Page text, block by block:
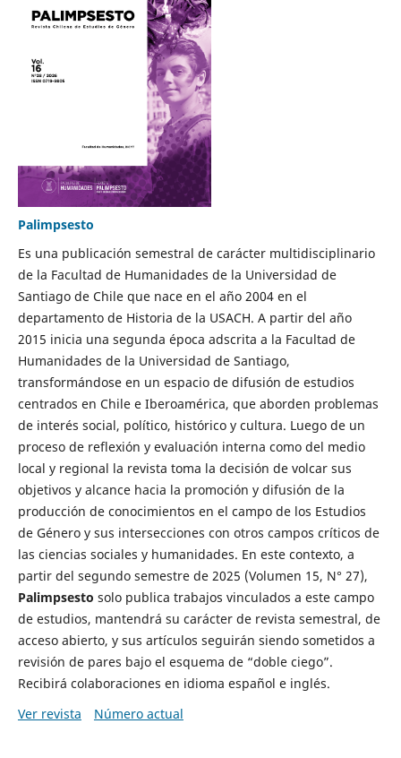
Palimpsesto
Es una publicación semestral de carácter multidisciplinario
de la Facultad de Humanidades de la Universidad de
Santiago de Chile que nace en el año 2004 en el
departamento de Historia de la USACH. A partir del año
2015 inicia una segunda época adscrita a la Facultad de
Humanidades de la Universidad de Santiago,
transformándose en un espacio de difusión de estudios
centrados en Chile e Iberoamérica, que aborden problemas
de interés social, político, histórico y cultura. Luego de un
proceso de reflexión y evaluación interna como del medio
local y regional la revista toma la decisión de volcar sus
objetivos y alcance hacia la promoción y difusión de la
producción de conocimientos en el campo de los Estudios
de Género y sus intersecciones con otros campos críticos de
las ciencias sociales y humanidades. En este contexto, a
partir del segundo semestre de 2025 (Volumen 15, N° 27),
Palimpsesto solo publica trabajos vinculados a este campo
de estudios, mantendrá su carácter de revista semestral, de
acceso abierto, y sus artículos seguirán siendo sometidos a
revisión de pares bajo el esquema de “doble ciego”.
Recibirá colaboraciones en idioma español e inglés.
Ver revista
Número actual